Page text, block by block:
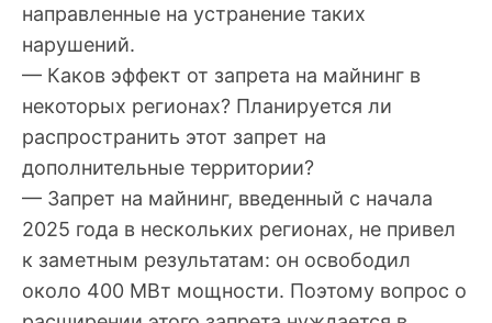
направленные на устранение таких
нарушений.
— Каков эффект от запрета на майнинг в
некоторых регионах? Планируется ли
распространить этот запрет на
дополнительные территории?
— Запрет на майнинг, введенный с начала
2025 года в нескольких регионах, не привел
к заметным результатам: он освободил
около 400 МВт мощности. Поэтому вопрос о